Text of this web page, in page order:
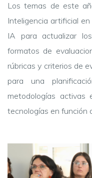
Los temas de este
Inteligencia artificial
IA para actualizar
formatos de
rúbricas y criterios de
para una
metodologías activas
tecnologías en función